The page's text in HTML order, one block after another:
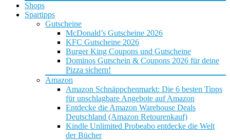
Shops
Spartipps
Gutscheine
McDonald’s Gutscheine 2026
KFC Gutscheine 2026
Burger King Coupons und Gutscheine
Dominos Gutschein & Coupons 2026 für deine
Pizza sichern!
Amazon
Amazon Schnäppchenmarkt: Die 6 besten Tipps
für unschlagbare Angebote auf Amazon
Entdecke die Amazon Warehouse Deals
Deutschland (Amazon Retourenkauf)
Kindle Unlimited Probeabo entdecke die Welt
der Bücher